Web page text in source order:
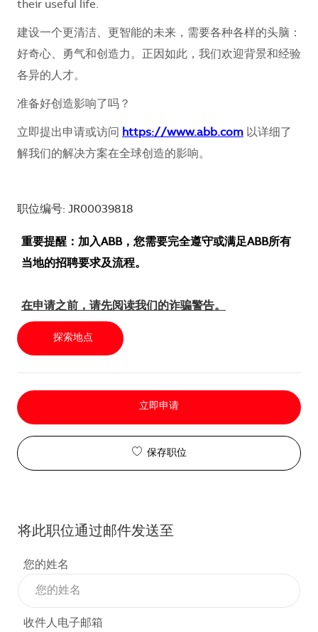
their useful life.
建设一个更清洁、更智能的未来，需要各种各样的头脑：
好奇心、勇气和创造力。正因如此，我们欢迎背景和经验
各异的人才。
准备好创造影响了吗？
立即提出申请或访问 https://www.abb.com 以详细了
解我们的解决方案在全球创造的影响。
职位编号: JR00039818
重要提醒：加入ABB，您需要完全遵守或满足ABB所有
当地的招聘要求及流程。
在申请之前，请先阅读我们的诈骗警告。
探索地点
立即申请
保存职位
将此职位通过邮件发送至
您的姓名
收件人电子邮箱